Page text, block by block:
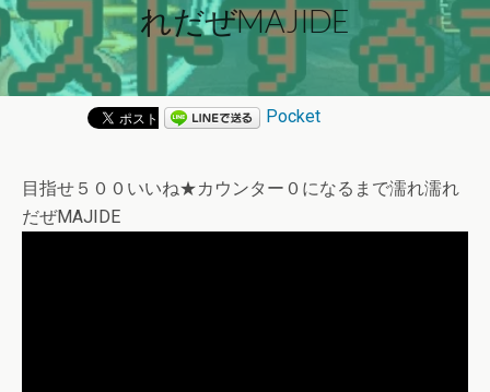
れだぜMAJIDE
Pocket
目指せ５００いいね★カウンター０になるまで濡れ濡れ
だぜMAJIDE